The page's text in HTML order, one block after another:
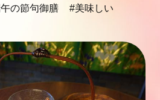
の節句御膳 #美味しい